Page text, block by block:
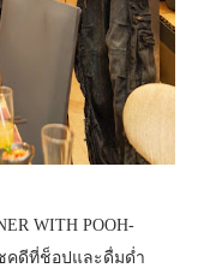
WITH POOH-
คดีที่ช็อปและดื่มด่ำ